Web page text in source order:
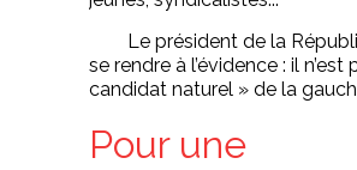
Le président de la
se rendre à l’évidence : il n’est
candidat naturel » de la
Pour une